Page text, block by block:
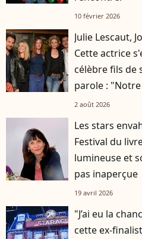
10 février 2026
Julie Lescaut,
Cette actrice
célèbre fils de
parole : "Notre
2 août 2026
Les stars
Festival du
lumineuse et
pas inaperçue
19 avril 2026
"J’ai eu la
cette ex-